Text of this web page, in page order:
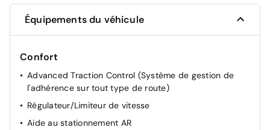
Équipements du véhicule
Confort
Advanced Traction Control (Système de gestion de
l'adhérence sur tout type de route)
Régulateur/Limiteur de vitesse
Aide au stationnement AR